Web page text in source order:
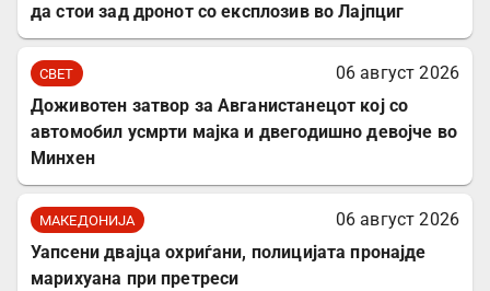
да стои зад дронот со експлозив во Лајпциг
СВЕТ
06 август 2026
Доживотен затвор за Авганистанецот кој со
автомобил усмрти мајка и двегодишно девојче во
Минхен
МАКЕДОНИЈА
06 август 2026
Уапсени двајца охриѓани, полицијата пронајде
марихуана при претреси